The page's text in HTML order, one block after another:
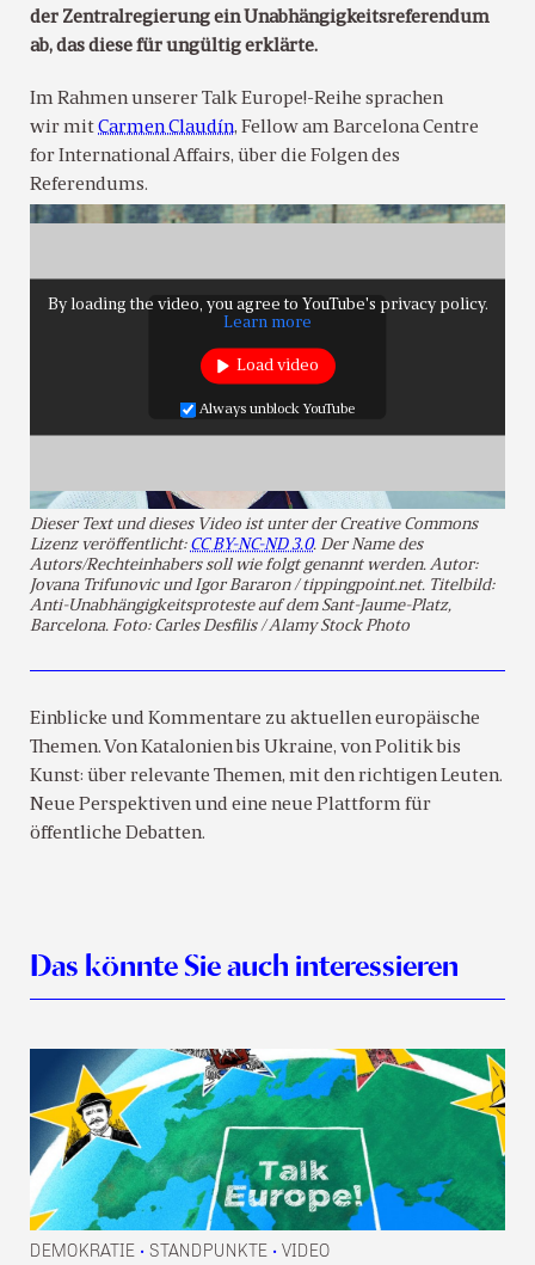
der Zentralregierung ein Unabhängigkeitsreferendum
ab, das diese für ungültig erklärte.
Im Rahmen unserer Talk Europe!-Reihe sprachen
wir mitCarmen Claudín, Fellow am Barcelona Centre
for International Affairs, über die Folgen des
Referendums.
By loading the video, you agree to YouTube's privacy policy.
Learn more
Load video
Always unblock YouTube
Dieser Text und dieses Video ist unter der Creative Commons
Lizenz veröffentlicht: CC BY-NC-ND 3.0. Der Name des
Autors/Rechteinhabers soll wie folgt genannt werden. Autor:
Jovana Trifunovic und Igor Bararon / tippingpoint.net. Titelbild:
Anti-Unabhängigkeitsproteste auf dem Sant-Jaume-Platz,
Barcelona. Foto: Carles Desfilis / Alamy Stock Photo
Einblicke und Kommentare zu aktuellen europäische
Themen. Von Katalonien bis Ukraine, von Politik bis
Kunst: über relevante Themen, mit den richtigen Leuten.
Neue Perspektiven und eine neue Plattform für
öffentliche Debatten.
Das könnte Sie auch interessieren
DEMOKRATIE • STANDPUNKTE • VIDEO